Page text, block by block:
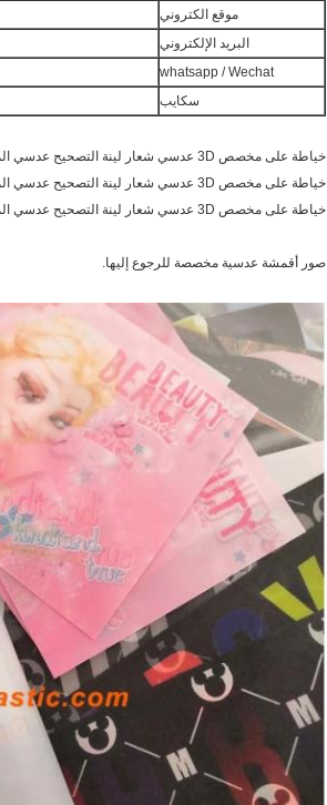
موقع الكتروني
البريد الإلكتروني
whatsapp / Wechat
سكايب
خياطة على مخصص 3D عدسي شعار لينة التصحيح عدسي المواد TPU 3D عدسي طباعة النسيج للحقائب والملابس
خياطة على مخصص 3D عدسي شعار لينة التصحيح عدسي المواد TPU 3D عدسي طباعة النسيج للحقائب والملابس
خياطة على مخصص 3D عدسي شعار لينة التصحيح عدسي المواد TPU 3D عدسي طباعة النسيج للحقائب والملابس
صور أقمشة عدسية مخصصة للرجوع إليها.